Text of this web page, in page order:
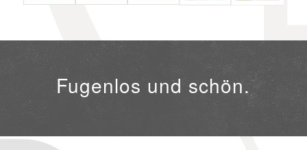
Fugenlos und schön.